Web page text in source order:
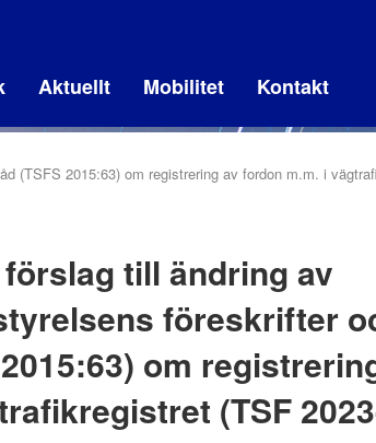
Aktuellt Mobilitet Kontakt
(TSFS 2015:63) om registrering av fordon m.m. i
till ändring av
föreskrifter
om
(TSF